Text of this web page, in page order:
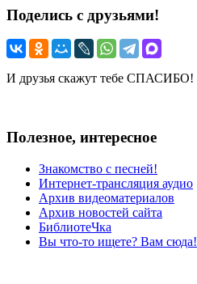
Поделись с друзьями!
И друзья скажут тебе СПАСИБО!
Полезное, интересное
Знакомство с песней!
Интернет-трансляция аудио
Архив видеоматериалов
Архив новостей сайта
БиблиотеЧка
Вы что-то ищете? Вам сюда!